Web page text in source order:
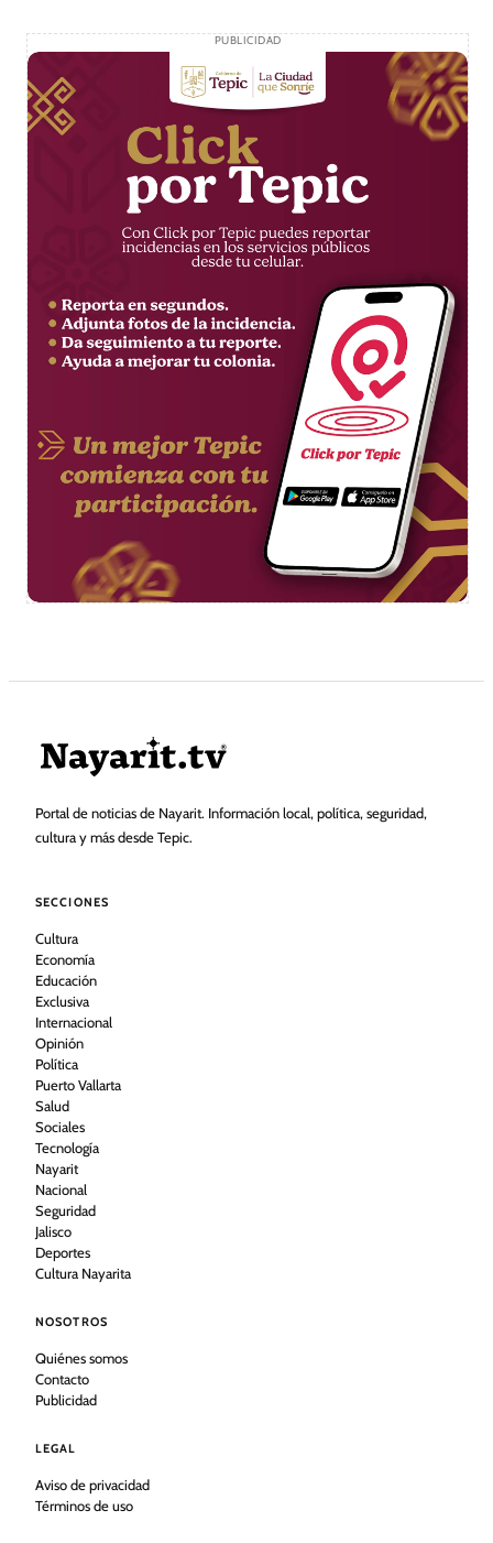
PUBLICIDAD
Portal de noticias de Nayarit. Información local, política, seguridad,
cultura y más desde Tepic.
SECCIONES
Cultura
Economía
Educación
Exclusiva
Internacional
Opinión
Política
Puerto Vallarta
Salud
Sociales
Tecnología
Nayarit
Nacional
Seguridad
Jalisco
Deportes
Cultura Nayarita
NOSOTROS
Quiénes somos
Contacto
Publicidad
LEGAL
Aviso de privacidad
Términos de uso